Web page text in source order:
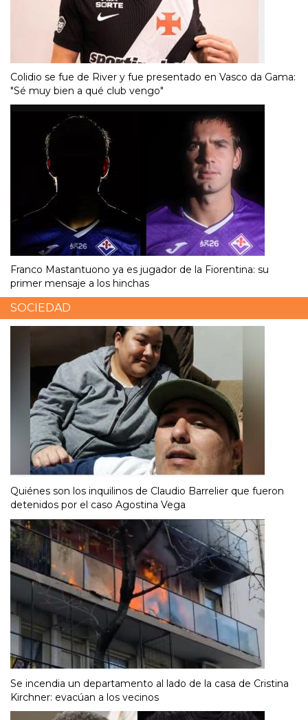
Colidio se fue de River y fue presentado en Vasco da Gama:
"Sé muy bien a qué club vengo"
Franco Mastantuono ya es jugador de la Fiorentina: su
primer mensaje a los hinchas
SOCIEDAD
Quiénes son los inquilinos de Claudio Barrelier que fueron
detenidos por el caso Agostina Vega
Se incendia un departamento al lado de la casa de Cristina
Kirchner: evacúan a los vecinos